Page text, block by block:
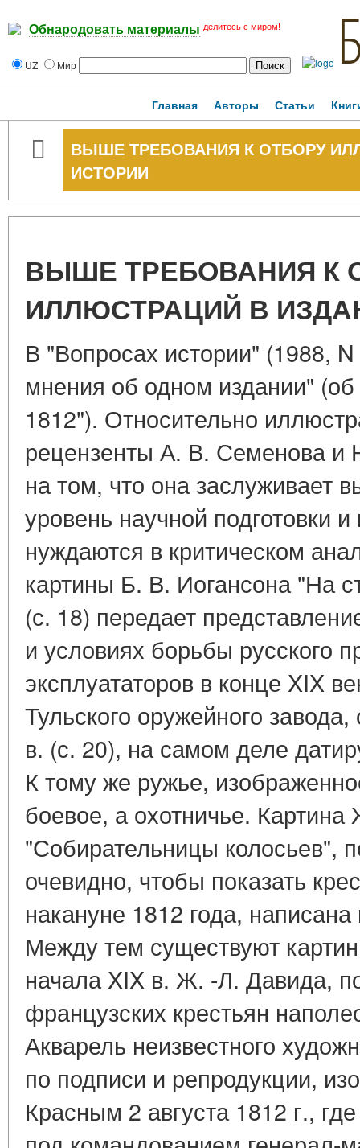
Обнародовать материалы делитесь с миром!
UZ Мир
Главная Авторы Статьи
ВЫШЕ ТРЕБОВАНИЯ К ОТБОРУ
ИСТОРИИ
ВЫШЕ ТРЕБОВАНИЯ К
ИЛЛЮСТРАЦИЙ В
В "Вопросах истории" (1988,
мнения об одном издании"
1812"). Относительно
рецензенты А. В. Семенова и
на том, что она заслуживает
уровень научной подготовки
нуждаются в критическом
картины Б. В. Иогансона "На
(с. 18) передает
и условиях борьбы русского
эксплуататоров в конце XIX
Тульского оружейного
в. (с. 20), на самом деле
К тому же ружье,
боевое, а охотничье.
"Собирательницы колосьев",
очевидно, чтобы показать
накануне 1812 года,
Между тем существуют
начала XIX в. Ж. -Л. Давида,
французских крестьян
Акварель неизвестного
по подписи и репродукции,
Красным 2 августа 1812 г.,